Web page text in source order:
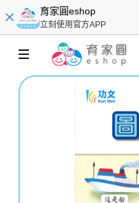
育家圓eshop
立刻使用官方APP